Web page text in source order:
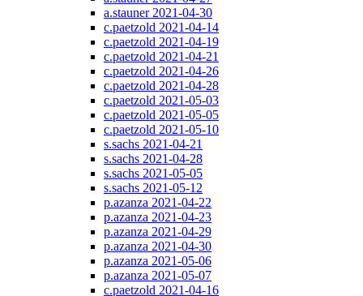
a.stauner 2021-04-30
c.paetzold 2021-04-14
c.paetzold 2021-04-19
c.paetzold 2021-04-21
c.paetzold 2021-04-26
c.paetzold 2021-04-28
c.paetzold 2021-05-03
c.paetzold 2021-05-05
c.paetzold 2021-05-10
s.sachs 2021-04-21
s.sachs 2021-04-28
s.sachs 2021-05-05
s.sachs 2021-05-12
p.azanza 2021-04-22
p.azanza 2021-04-23
p.azanza 2021-04-29
p.azanza 2021-04-30
p.azanza 2021-05-06
p.azanza 2021-05-07
c.paetzold 2021-04-16